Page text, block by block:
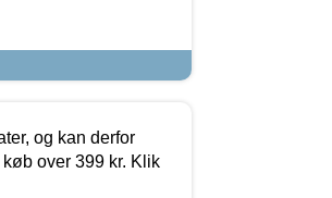
og kan derfor
over 399 kr. Klik